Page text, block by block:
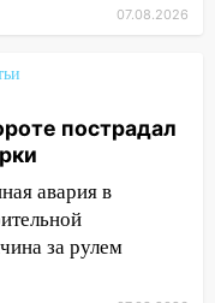
детские
на
07.08.2026
пострадал
авария в
за рулем